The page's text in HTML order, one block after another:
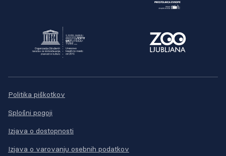
Politika piškotkov
Splošni pogoji
Izjava o dostopnosti
Izjava o varovanju osebnih podatkov